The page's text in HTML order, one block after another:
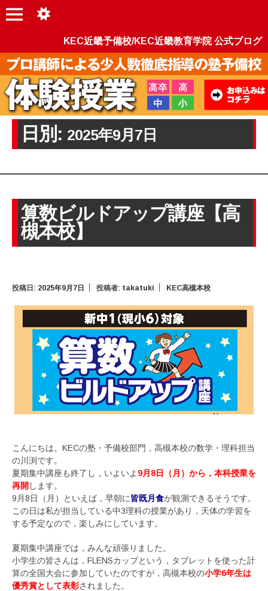
KEC近畿予備校/KEC近畿教育学院 公式ブログ
日別: 2025年9月7日
算数ビルドアップ講座【高
槻本校】
投稿日: 2025年9月7日 投稿者: takatuki KEC高槻本校
こんにちは。KECの塾・予備校部門，高槻本校の数学・理科担当
の川渕です。
夏期集中講座も終了し，いよいよ 9月8日（月）から，本科授業を
再開します。
9月8日（月）といえば，早朝に皆既月食が観測できるそうです。
この日は私が担当している中3理科の授業があり，天体の学習を
する予定なので，楽しみにしています。
夏期集中講座では，みんな頑張りました。
小学生の皆さんは，FLENSカップという，タブレットを使った計
算の全国大会に参加していたのですが，高槻本校の小学6年生は
優秀賞として表彰されました。